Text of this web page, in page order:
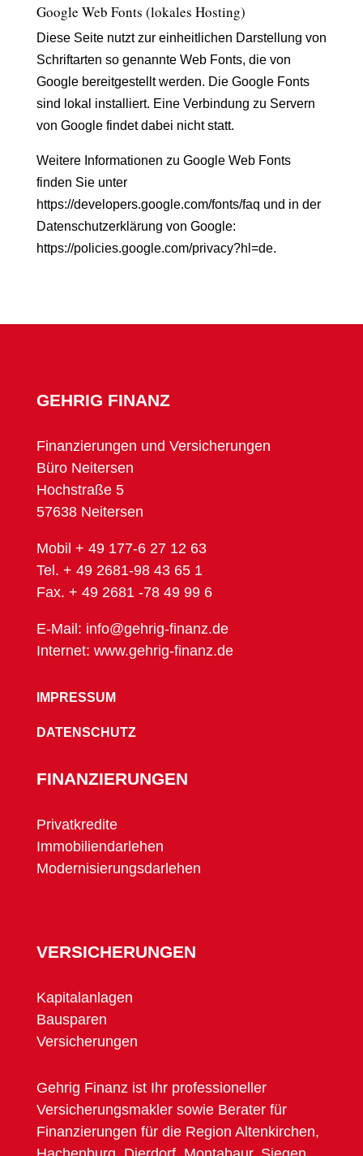
Google Web Fonts (lokales Hosting)
Diese Seite nutzt zur einheitlichen Darstellung von
Schriftarten so genannte Web Fonts, die von
Google bereitgestellt werden. Die Google Fonts
sind lokal installiert. Eine Verbindung zu Servern
von Google findet dabei nicht statt.
Weitere Informationen zu Google Web Fonts
finden Sie unter
https://developers.google.com/fonts/faq und in der
Datenschutzerklärung von Google:
https://policies.google.com/privacy?hl=de.
GEHRIG FINANZ
Finanzierungen und Versicherungen
Büro Neitersen
Hochstraße 5
57638 Neitersen
Mobil + 49 177-6 27 12 63
Tel. + 49 2681-98 43 65 1
Fax. + 49 2681 -78 49 99 6
E-Mail: info@gehrig-finanz.de
Internet: www.gehrig-finanz.de
IMPRESSUM
DATENSCHUTZ
FINANZIERUNGEN
Privatkredite
Immobiliendarlehen
Modernisierungsdarlehen
VERSICHERUNGEN
Kapitalanlagen
Bausparen
Versicherungen
Gehrig Finanz ist Ihr professioneller
Versicherungsmakler sowie Berater für
Finanzierungen für die Region Altenkirchen,